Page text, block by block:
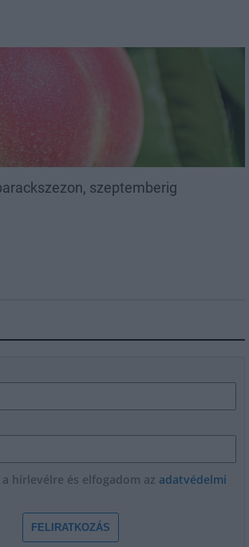
szeptemberig
hírlevélre és elfogadom az adatvédelmi
FELIRATKOZÁS